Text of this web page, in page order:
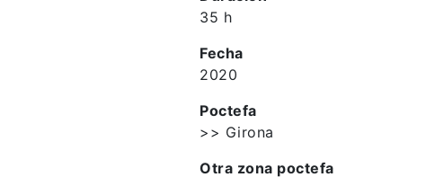
35 h
Fecha
2020
Poctefa
>> Girona
Otra zona poctefa